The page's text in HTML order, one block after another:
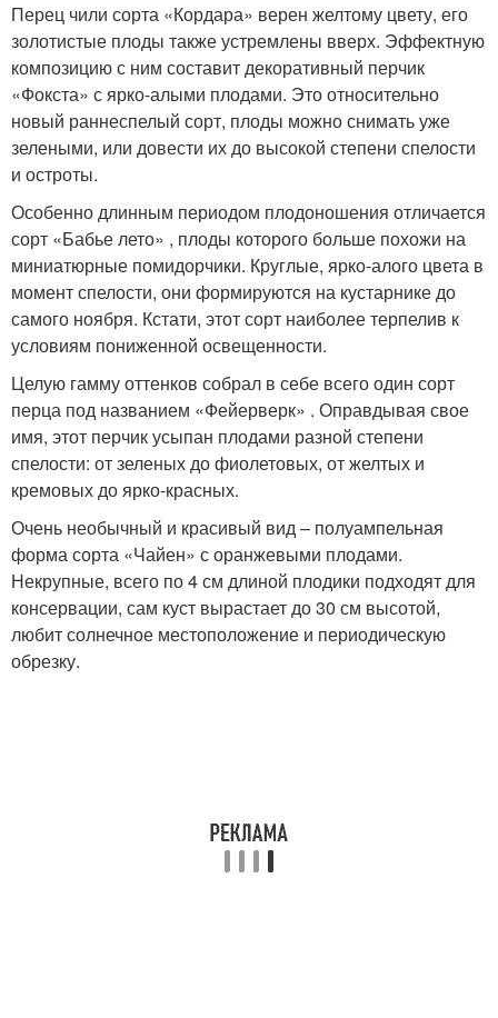
Перец чили сорта «Кордара» верен желтому цвету, его
золотистые плоды также устремлены вверх. Эффектную
композицию с ним составит декоративный перчик
«Фокста» с ярко-алыми плодами. Это относительно
новый раннеспелый сорт, плоды можно снимать уже
зелеными, или довести их до высокой степени спелости
и остроты.
Особенно длинным периодом плодоношения отличается
сорт «Бабье лето» , плоды которого больше похожи на
миниатюрные помидорчики. Круглые, ярко-алого цвета в
момент спелости, они формируются на кустарнике до
самого ноября. Кстати, этот сорт наиболее терпелив к
условиям пониженной освещенности.
Целую гамму оттенков собрал в себе всего один сорт
перца под названием «Фейерверк» . Оправдывая свое
имя, этот перчик усыпан плодами разной степени
спелости: от зеленых до фиолетовых, от желтых и
кремовых до ярко-красных.
Очень необычный и красивый вид – полуампельная
форма сорта «Чайен» с оранжевыми плодами.
Некрупные, всего по 4 см длиной плодики подходят для
консервации, сам куст вырастает до 30 см высотой,
любит солнечное местоположение и периодическую
обрезку.